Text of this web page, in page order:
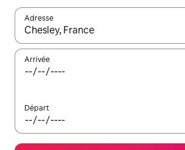
Adresse
Lorsque les résultats s'affichent, utilisez
Arrivée
Départ